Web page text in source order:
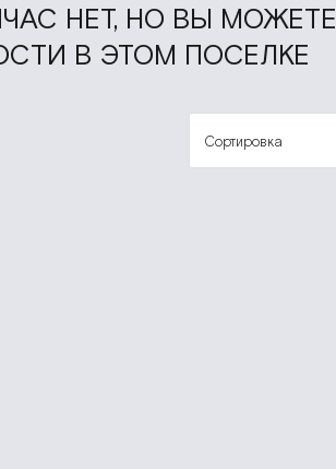
НЕТ, НО ВЫ МОЖЕТЕ
В ЭТОМ ПОСЕЛКЕ
Сортировка